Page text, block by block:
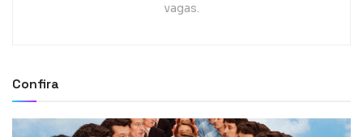
vagas.
Confira